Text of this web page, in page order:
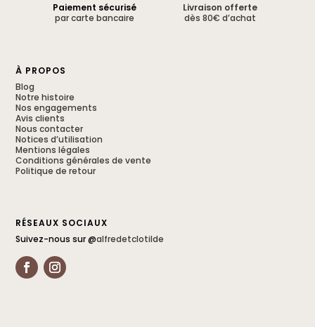
Paiement sécurisé
par carte bancaire
Livraison offerte
dès 80€ d’achat
À PROPOS
Blog
Notre histoire
Nos engagements
Avis clients
Nous contacter
Notices d’utilisation
Mentions légales
Conditions générales de vente
Politique de retour
RÉSEAUX SOCIAUX
Suivez-nous sur @alfredetclotilde